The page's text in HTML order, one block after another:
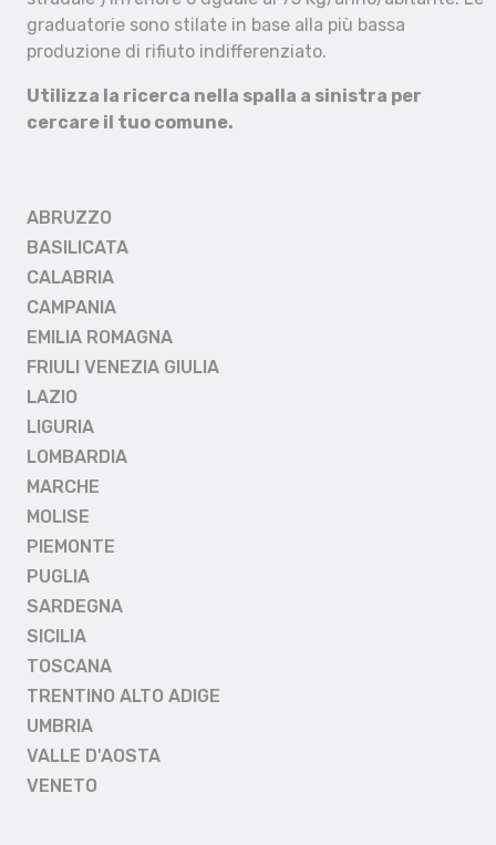
graduatorie sono stilate in base alla più bassa
produzione di rifiuto indifferenziato.
Utilizza la ricerca nella spalla a sinistra per
cercare il tuo comune.
ABRUZZO
BASILICATA
CALABRIA
CAMPANIA
EMILIA ROMAGNA
FRIULI VENEZIA GIULIA
LAZIO
LIGURIA
LOMBARDIA
MARCHE
MOLISE
PIEMONTE
PUGLIA
SARDEGNA
SICILIA
TOSCANA
TRENTINO ALTO ADIGE
UMBRIA
VALLE D'AOSTA
VENETO